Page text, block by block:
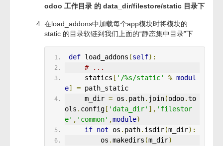
odoo 工作目录 的 data_dir/filestore/static 目录下
在load_addons中加载每个app模块时将模块的
static 的目录软链到我们上面的“静态集中目录”下
def load_addons (self):
# ...
     statics
[ '/%s/static' % modul
e] = path_static
     m_dir
= os . path. join(odoo.to
ols . config[ 'data_dir' ], 'filestor
e' , 'common' ,module)
if not os . path. isdir(m_dir):
         os
.makedirs (m_dir)